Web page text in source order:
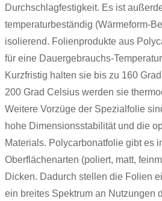
Durchschlagfestigkeit. Es ist
temperaturbeständig (Wärmeform-
isolierend. Folienprodukte aus
für eine Dauergebrauchs-
Kurzfristig halten sie bis zu 160
200 Grad Celsius werden sie
Weitere Vorzüge der Spezialfolie
hohe Dimensionsstabilität und die
Materials. Polycarbonatfolie gibt es
Oberflächenarten (poliert, matt,
Dicken. Dadurch stellen die Folien
ein breites Spektrum an Nutzungen